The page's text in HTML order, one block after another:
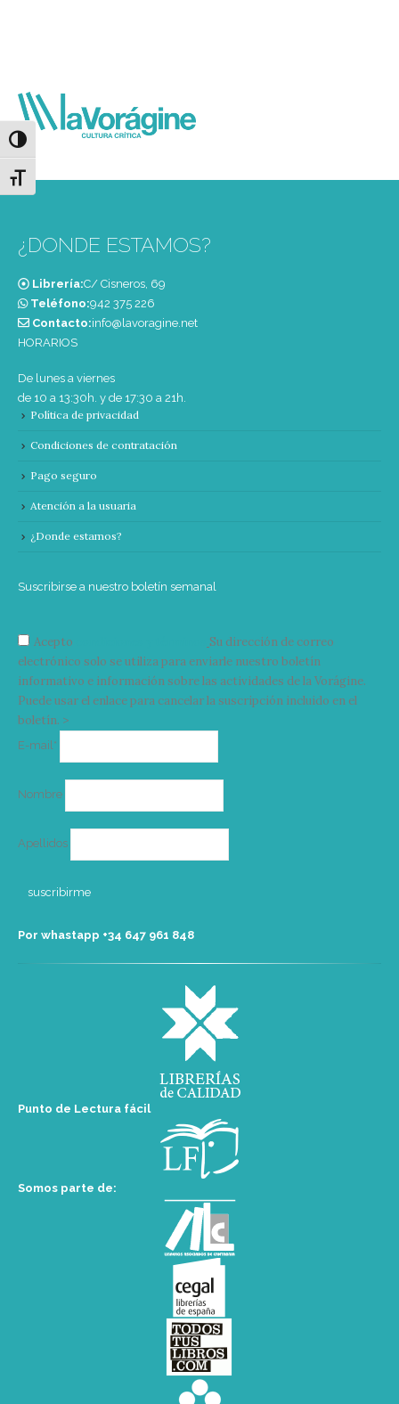
Alternar alto contraste
Alternar tamaño de letra
¿DONDE ESTAMOS?
Librería:C/ Cisneros, 69
Teléfono:‭942 375 226‬
Contacto:info@lavoragine.net
HORARIOS
De lunes a viernes
de 10 a 13:30h. y de 17:30 a 21h.
Política de privacidad
Condiciones de contratación
Pago seguro
Atención a la usuaria
¿Donde estamos?
Suscribirse a nuestro boletín semanal
Acepto
Su dirección de correo
electrónico solo se utiliza para enviarle nuestro boletín
informativo e información sobre las actividades de la Vorágine.
Puede usar el enlace para cancelar la suscripción incluido en el
boletín. >
E-mail*
Nombre
Apellidos
Por whastapp +34 ‭647 961 848‬
Punto de Lectura fácil
Somos parte de: